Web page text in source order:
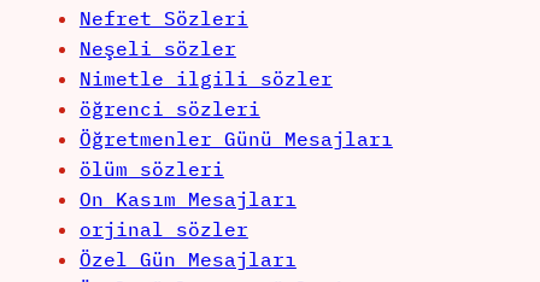
Nefret Sözleri
Neşeli sözler
Nimetle ilgili sözler
öğrenci sözleri
Öğretmenler Günü Mesajları
ölüm sözleri
On Kasım Mesajları
orjinal sözler
Özel Gün Mesajları